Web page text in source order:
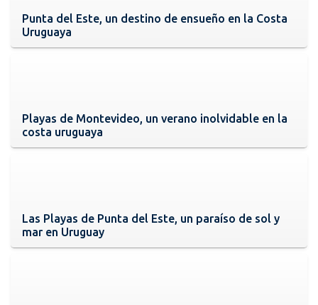
Punta del Este, un destino de ensueño en la Costa
Uruguaya
Playas de Montevideo, un verano inolvidable en la
costa uruguaya
Las Playas de Punta del Este, un paraíso de sol y
mar en Uruguay